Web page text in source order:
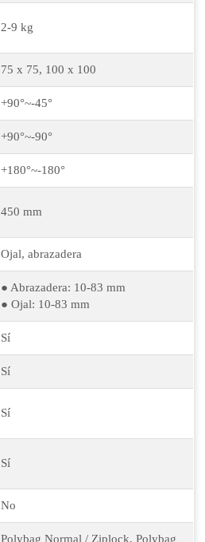
2-9 kg
75 x 75, 100 x 100
+90°~-45°
+90°~-90°
+180°~-180°
450 mm
Ojal, abrazadera
● Abrazadera: 10-83 mm
● Ojal: 10-83 mm
Sí
Sí
Sí
Sí
No
Polybag Normal / Ziplock, Polybag